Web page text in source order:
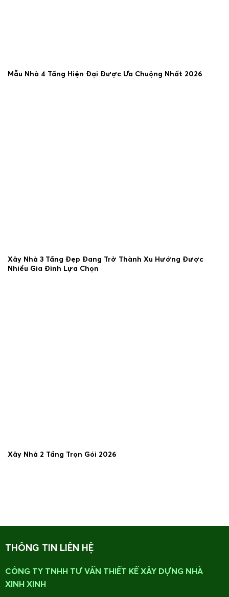
Mẫu Nhà 4 Tầng Hiện Đại Được Ưa Chuộng Nhất 2026
Xây Nhà 3 Tầng Đẹp Đang Trở Thành Xu Hướng Được
Nhiều Gia Đình Lựa Chọn
Xây Nhà 2 Tầng Trọn Gói 2026
THÔNG TIN LIÊN HỆ
CÔNG TY TNHH TƯ VẤN THIẾT KẾ XÂY DỰNG NHÀ
XINH XINH